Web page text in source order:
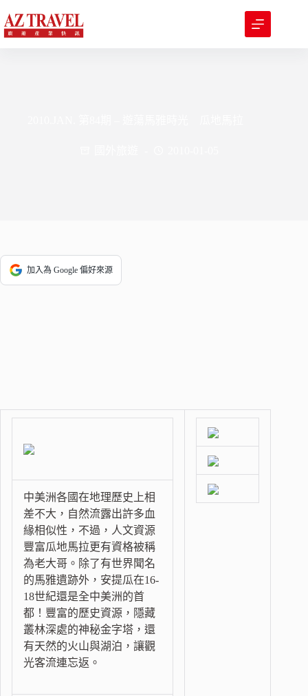
至
主
加入為 Google 偏好來源
中美洲各國在地理歷史上相
差不大，自然流露出許多血
緣相似性，不過，人文資源
豐富瓜地馬拉更有資格被稱
為老大哥。除了有世界聞名
的馬雅遺跡外，安提瓜在16-
18世紀還是全中美洲的首
都！豐富的歷史資源，隱藏
叢林深處的神秘金字塔，還
有天然的火山與湖泊，讓觀
光客流連忘返。